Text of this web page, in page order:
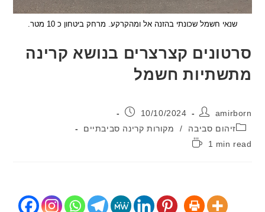
חשמל שכונתי בהזנה אל ומהקרקע. מרחק ביטחון כ 10 מטר.
קצרצרים בנושא קרינה
חשמל
פורסם:
10/10/2024
סביבה / מקורות קרינה סביבתיים
1 min